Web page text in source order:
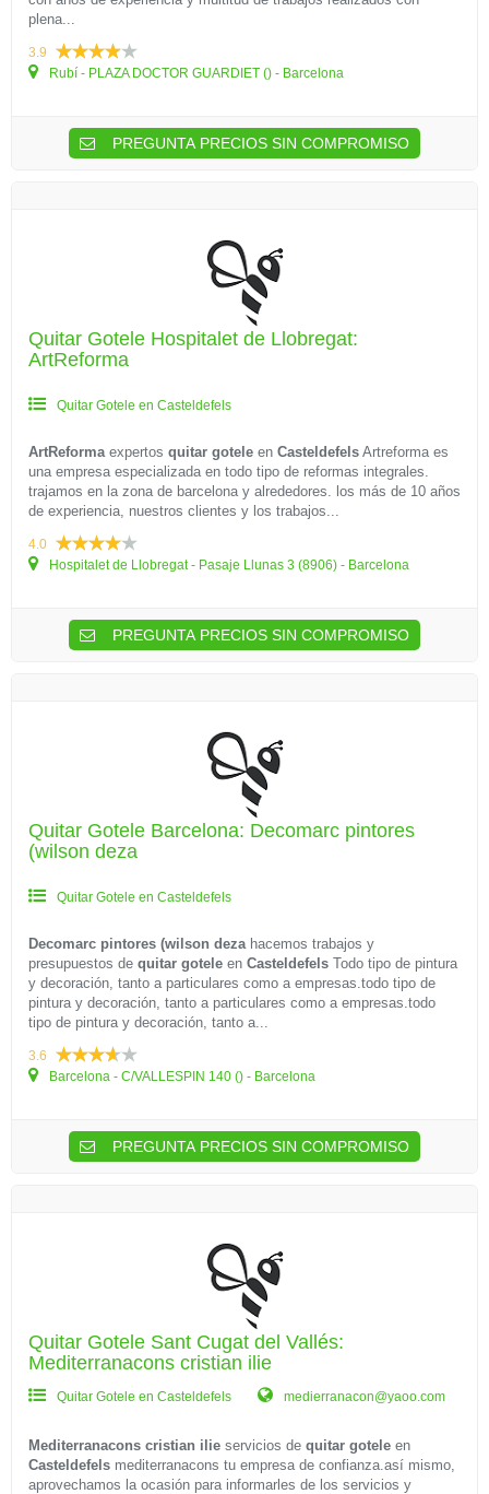
plena...
3.9
Rubí - PLAZA DOCTOR GUARDIET () - Barcelona
PREGUNTA PRECIOS SIN COMPROMISO
Quitar Gotele Hospitalet de Llobregat:
ArtReforma
Quitar Gotele en Casteldefels
ArtReformaexpertos quitar gotele en Casteldefels Artreforma es
una empresa especializada en todo tipo de reformas integrales.
trajamos en la zona de barcelona y alrededores. los más de 10 años
de experiencia, nuestros clientes y los trabajos...
4.0
Hospitalet de Llobregat - Pasaje Llunas 3 (8906) - Barcelona
PREGUNTA PRECIOS SIN COMPROMISO
Quitar Gotele Barcelona: Decomarc pintores
(wilson deza
Quitar Gotele en Casteldefels
Decomarc pintores (wilson dezahacemos trabajos y
presupuestos de quitar gotele en Casteldefels Todo tipo de pintura
y decoración, tanto a particulares como a empresas.todo tipo de
pintura y decoración, tanto a particulares como a empresas.todo
tipo de pintura y decoración, tanto a...
3.6
Barcelona - C/VALLESPIN 140 () - Barcelona
PREGUNTA PRECIOS SIN COMPROMISO
Quitar Gotele Sant Cugat del Vallés:
Mediterranacons cristian ilie
Quitar Gotele en Casteldefels medierranacon@yaoo.com
Mediterranacons cristian ilie servicios de quitar gotele en
Casteldefels mediterranacons tu empresa de confianza.así mismo,
aprovechamos la ocasión para informarles de los servicios y